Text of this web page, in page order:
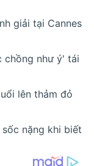
giải tại Cannes
chồng như ý' tái
lên thảm đỏ
nặng khi biết